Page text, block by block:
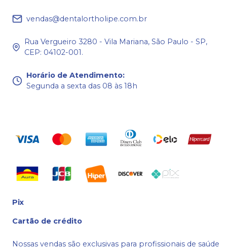
vendas@dentalortholipe.com.br
Rua Vergueiro 3280 - Vila Mariana, São Paulo - SP,
CEP: 04102-001.
Horário de Atendimento:
Segunda a sexta das 08 às 18h
Pix
Cartão de crédito
Nossas vendas são exclusivas para profissionais de saúde